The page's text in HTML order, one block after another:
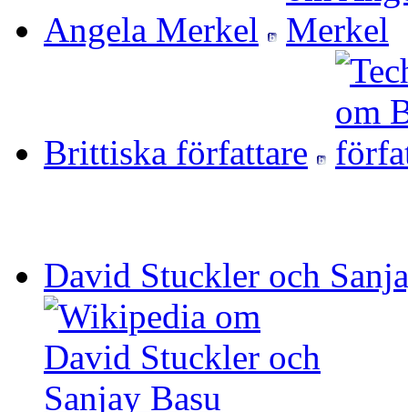
Angela Merkel
Brittiska författare
David Stuckler och